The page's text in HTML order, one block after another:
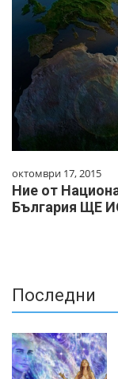
октомври 17, 2015
Ние от
България ЩЕ
Последни